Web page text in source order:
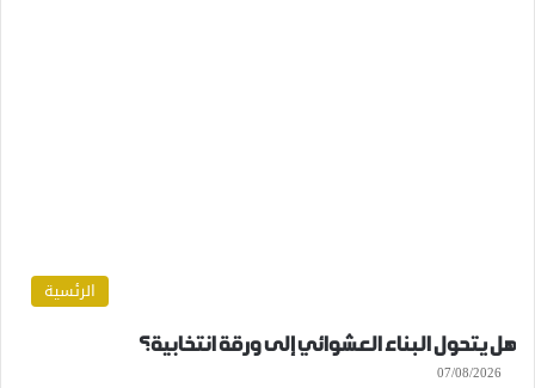
الرئسية
هل يتحول البناء العشوائي إلى ورقة انتخابية؟
07/08/2026